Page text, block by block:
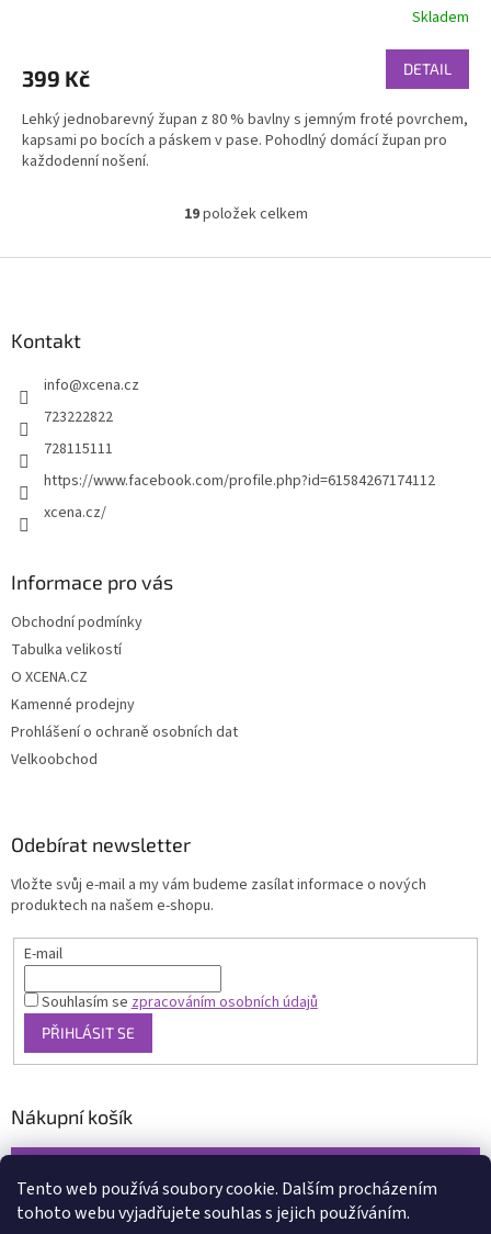
Tento web používá soubory cookie. Dalším procházením
tohoto webu vyjadřujete souhlas s jejich používáním.
Skladem
399 Kč DETAIL
Lehký jednobarevný župan z 80 % bavlny s jemným froté povrchem,
kapsami po bocích a páskem v pase. Pohodlný domácí župan pro
každodenní nošení.
O
l
y
19položek celkem
Kontakt
info@xcena.cz
723222822
728115111
https://www.facebook.com/profile.php?id=61584267174112
xcena.cz/
Informace pro vás
Obchodní podmínky
Tabulka velikostí
O XCENA.CZ
Kamenné prodejny
Prohlášení o ochraně osobních dat
Velkoobchod
Odebírat newsletter
Vložte svůj e-mail a my vám budeme zasílat informace o nových
produktech na našem e-shopu.
E-mail
Souhlasím se zpracováním osobních údajů
PŘIHLÁSIT SE
Nákupní košík